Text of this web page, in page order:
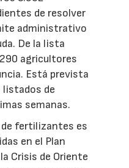
de resolver
administrativo
De la lista
agricultores
Está prevista
listados de
semanas.
de fertilizantes es
en el Plan
Crisis de Oriente